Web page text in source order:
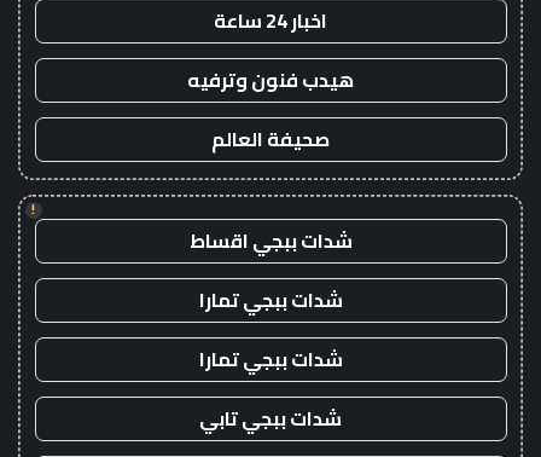
اخبار 24 ساعة
هيدب فنون وترفيه
صحيفة العالم
!
شدات ببجي اقساط
شدات ببجي تمارا
شدات ببجي تمارا
شدات ببجي تابي